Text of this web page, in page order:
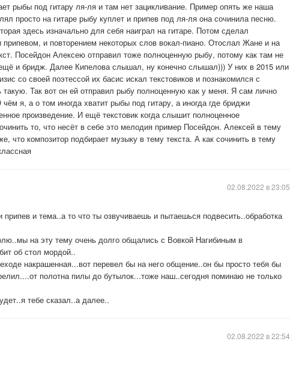
рыбы под гитару ля-ля и там нет зацикливание. Пример опять же наша
просто на гитаре рыбу куплет и припев под ля-ля она сочинила песню.
здесь изначально для себя наиграл на гитаре. Потом сделал
и повторением некоторых слов вокал-пиано. Отослал Жане и на
Посейдон Алексею отправил тоже полноценную рыбу, потому как там не
и бридж. Далее Кипелова слышал, ну конечно слышал))) У них в 2015 или
со своей поэтессой их басис искал текстовиков и познакомился с
Так вот он ей отправил рыбу полноценную как у меня. Я сам лично
я, а о том иногда хватит рыбы под гитару, а иногда где бриджи
произведение. И ещё текстовик когда слышит полноценное
то, что несёт в себе это мелодия пример Посейдон. Алексей в тему
что композитор подбирает музыку в тему текста. А как сочинить в тему
и тема..а то что ты озвучиваешь и пытаешься подвесить..обработка
на эту тему очень долго общались с Вовкой Нагибиным в
об стол мордой..
накрашенная...вот перевел бы на него общение..он бы просто тебя бы
полотна пилы до бутылок...тоже наш..сегодня поминаю не только
тебе сказал..а далее..
02.08.2022 в 23:05
02.08.2022 в 22:54